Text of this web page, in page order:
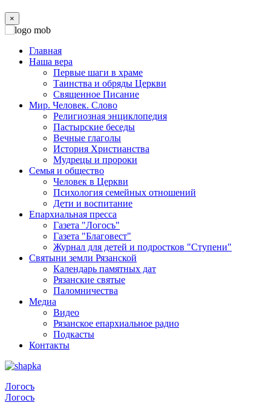
×
Главная
Наша вера
Первые шаги в храме
Таинства и обряды Церкви
Священное Писание
Мир. Человек. Слово
Религиозная энциклопедия
Пастырские беседы
Вечные глаголы
История Христианства
Мудрецы и пророки
Семья и общество
Человек в Церкви
Психология семейных отношений
Дети и воспитание
Епархиальная пресса
Газета "Логосъ"
Газета "Благовест"
Журнал для детей и подростков "Ступени"
Святыни земли Рязанской
Календарь памятных дат
Рязанские святые
Паломничества
Медиа
Видео
Рязанское епархиальное радио
Подкасты
Контакты
Логосъ
Логосъ